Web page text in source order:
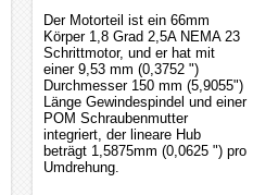
Der Motorteil ist ein 66mm
Körper 1,8 Grad 2,5A NEMA 23
Schrittmotor, und er hat mit
einer 9,53 mm (0,3752 ")
Durchmesser 150 mm (5,9055")
Länge Gewindespindel und einer
POM Schraubenmutter
integriert, der lineare Hub
beträgt 1,5875mm (0,0625 ") pro
Umdrehung.